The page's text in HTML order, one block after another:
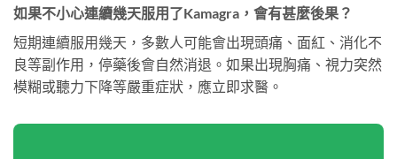
如果不小心連續幾天服用了Kamagra，會有甚麼後果？
短期連續服用幾天，多數人可能會出現頭痛、面紅、消化不
良等副作用，停藥後會自然消退。如果出現胸痛、視力突然
模糊或聽力下降等嚴重症狀，應立即求醫。